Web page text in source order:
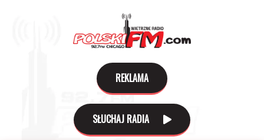
REKLAMA
SŁUCHAJ RADIA